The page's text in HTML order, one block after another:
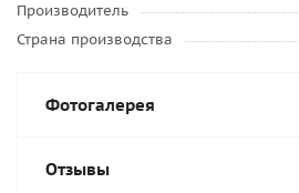
Производитель
Страна производства
Фотогалерея
Отзывы